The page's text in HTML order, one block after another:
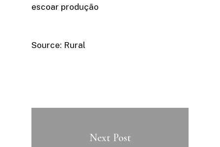
escoar produção
Source: Rural
Next Post